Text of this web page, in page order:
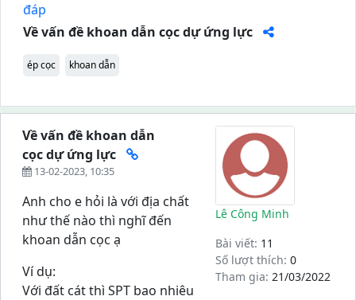
đáp
Về vấn đề khoan dẫn cọc dự ứng lực
ép cọc khoan dẫn
Về vấn đề khoan dẫn
cọc dự ứng lực
13-02-2023, 10:35
Anh cho e hỏi là với địa chất
như thế nào thì nghĩ đến
khoan dẫn cọc ạ
Ví dụ:
Với đất cát thì SPT bao nhiêu
Lê Công Minh
Bài viết: 11
Số lượt thích: 0
Tham gia: 21/03/2022